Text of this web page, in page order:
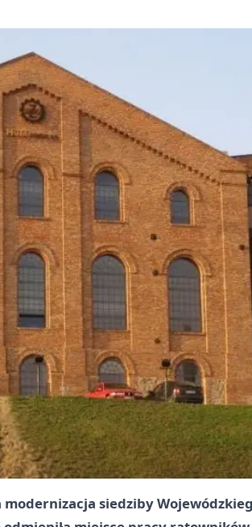
modernizacja siedziby